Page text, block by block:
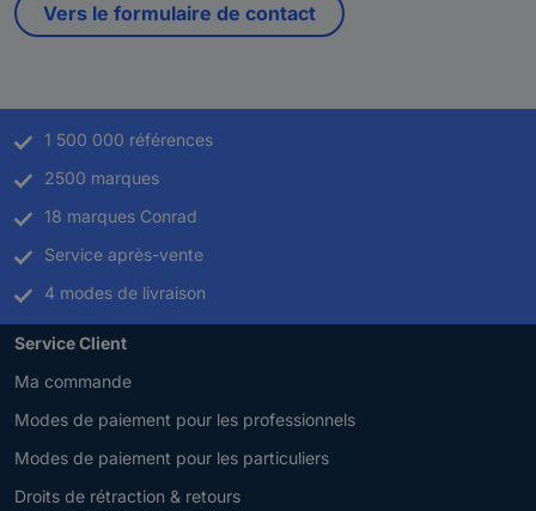
Vers le formulaire de contact
1 500 000 références
2500 marques
18 marques Conrad
Service après-vente
4 modes de livraison
Service Client
Ma commande
Modes de paiement pour les professionnels
Modes de paiement pour les particuliers
Droits de rétraction & retours